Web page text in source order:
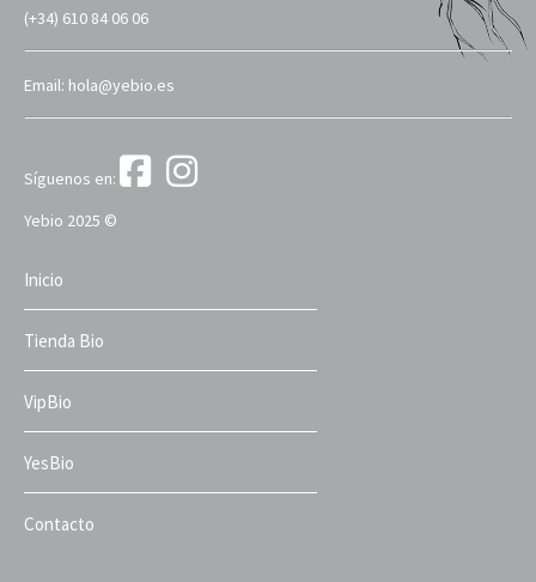
(+34) 610 84 06 06
Email: hola@yebio.es
Síguenos en:
Yebio 2025 ©
Inicio
Tienda Bio
VipBio
YesBio
Contacto